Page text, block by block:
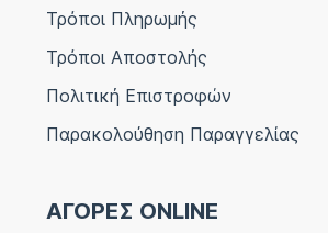
Τρόποι Πληρωμής
Τρόποι Αποστολής
Πολιτική Επιστροφών
Παρακολούθηση Παραγγελίας
ΑΓΟΡΕΣ ONLINE